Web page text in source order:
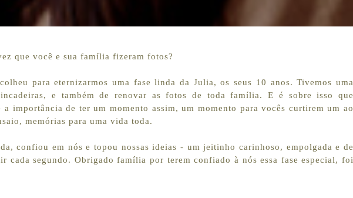
que você e sua família fizeram fotos?
para eternizarmos uma fase linda da Julia, os seus 10 anos. Tivemos uma
e também de renovar as fotos de toda família. E é sobre isso que
a importância de ter um momento assim, um momento para vocês curtirem um ao
memórias para uma vida toda.
confiou em nós e topou nossas ideias - um jeitinho carinhoso, empolgada e de
cada segundo. Obrigado família por terem confiado à nós essa fase especial, foi